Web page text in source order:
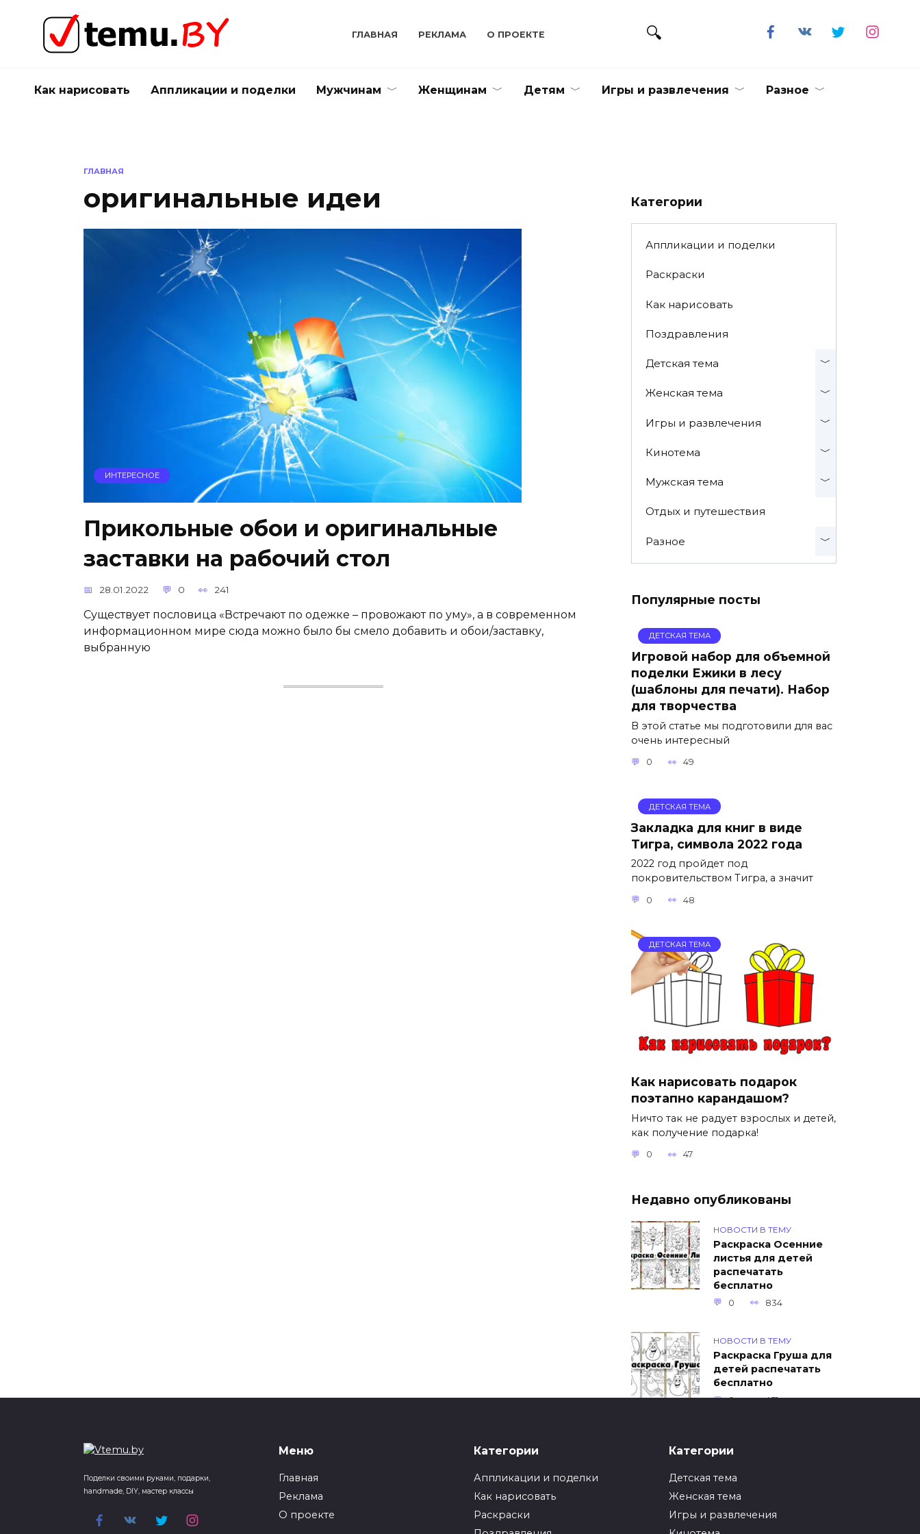
содержанию
ГЛАВНАЯ РЕКЛАМА О ПРОЕКТЕ
Как нарисовать Аппликации и поделки Мужчинам Женщинам Детям Игры и развлечения Разное
ГЛАВНАЯ
оригинальные идеи
ИНТЕРЕСНОЕ
Прикольные обои и оригинальные
заставки на рабочий стол
28.01.2022 0 241
Существует пословица «Встречают по одежке – провожают по уму», а в современном
информационном мире сюда можно было бы смело добавить и обои/заставку,
выбранную
Категории
Аппликации и поделки
Раскраски
Как нарисовать
Поздравления
Детская тема
Женская тема
Игры и развлечения
Кинотема
Мужская тема
Отдых и путешествия
Разное
Популярные посты
ДЕТСКАЯ ТЕМА
Игровой набор для объемной
поделки Ежики в лесу
(шаблоны для печати). Набор
для творчества
В этой статье мы подготовили для вас
очень интересный
0 49
ДЕТСКАЯ ТЕМА
Закладка для книг в виде
Тигра, символа 2022 года
2022 год пройдет под
покровительством Тигра, а значит
0 48
ДЕТСКАЯ ТЕМА
Как нарисовать подарок
поэтапно карандашом?
Ничто так не радует взрослых и детей,
как получение подарка!
0 47
Недавно опубликованы
НОВОСТИ В ТЕМУ
Раскраска Осенние
листья для детей
распечатать
бесплатно
0 834
НОВОСТИ В ТЕМУ
Раскраска Груша для
детей распечатать
бесплатно
0 451
Как упаковать вещи
0
Поделки своими руками, подарки,
handmade, DIY, мастер классы
Меню
Главная
Реклама
О проекте
Категории
Аппликации и поделки
Как нарисовать
Раскраски
Категории
Детская тема
Женская тема
Игры и развлечения